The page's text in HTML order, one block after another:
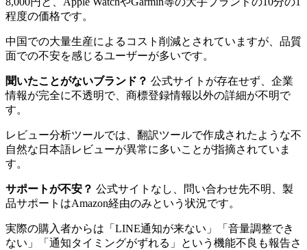
程度の価格です。
中国での大量生産によるコスト削減とされていますが、品質
面での不安を感じるユーザーが多いです。
聞いたことがないブランド？ 公式サイトが存在せず、企業
情報が完全に不透明で、商標登録情報以外の詳細が不明で
す。
レビュー分析ツールでは、翻訳ツールで作成されたような不
自然な日本語レビューが異常に多いことが指摘されていま
す。
サポートが不安？ 公式サイトなし、問い合わせ先不明、製
品サポートはAmazon経由のみという状況です。
実際の購入者からは「LINE通知が来ない」「音量調整でき
ない」「通知タイミングがずれる」という機能不良も報告さ